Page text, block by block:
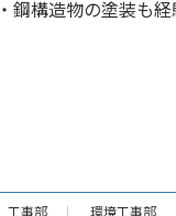
鋼構造物の塗装も経
工事部 環境工事部